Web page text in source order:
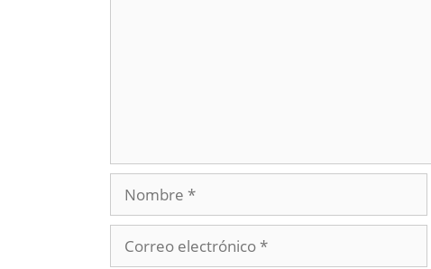
Nombre
electrónico